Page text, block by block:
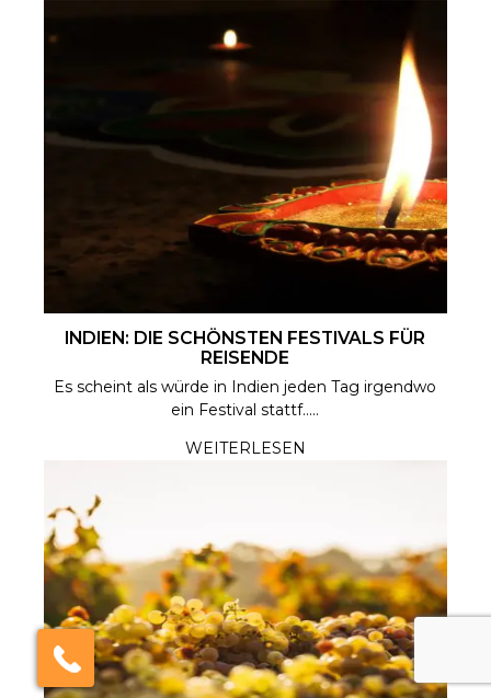
INDIEN: DIE SCHÖNSTEN FESTIVALS FÜR
REISENDE
Es scheint als würde in Indien jeden Tag irgendwo
ein Festival stattf.....
WEITERLESEN
India Someday
Speak to our experts
For a free & immediate callback, enter
27 seconds.
Call me now Call me later
We're byResponseiQ